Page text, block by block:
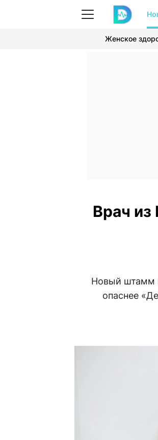
Женское
Врач
Новый штамм
опаснее